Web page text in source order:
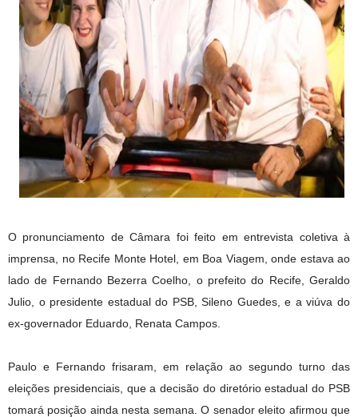
O pronunciamento de Câmara foi feito em entrevista coletiva à
imprensa, no Recife Monte Hotel, em Boa Viagem, onde estava ao
lado de Fernando Bezerra Coelho, o prefeito do Recife, Geraldo
Julio, o presidente estadual do PSB, Sileno Guedes, e a viúva do
ex-governador Eduardo, Renata Campos.
Paulo e Fernando frisaram, em relação ao segundo turno das
eleições presidenciais, que a decisão do diretório estadual do PSB
tomará posição ainda nesta semana. O senador eleito afirmou que